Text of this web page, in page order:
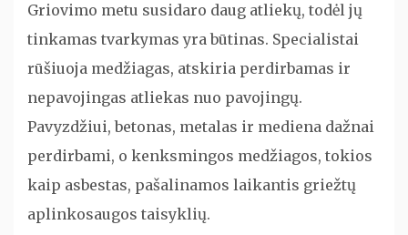
Griovimo metu susidaro daug atliekų, todėl jų
tinkamas tvarkymas yra būtinas. Specialistai
rūšiuoja medžiagas, atskiria perdirbamas ir
nepavojingas atliekas nuo pavojingų.
Pavyzdžiui, betonas, metalas ir mediena dažnai
perdirbami, o kenksmingos medžiagos, tokios
kaip asbestas, pašalinamos laikantis griežtų
aplinkosaugos taisyklių.